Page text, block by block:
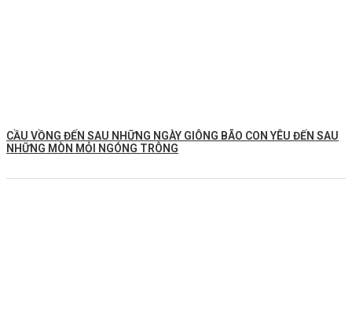
CẦU VỒNG ĐẾN SAU NHỮNG NGÀY GIÔNG BÃO CON YÊU ĐẾN SAU
NHỮNG MÒN MỎI NGÓNG TRÔNG